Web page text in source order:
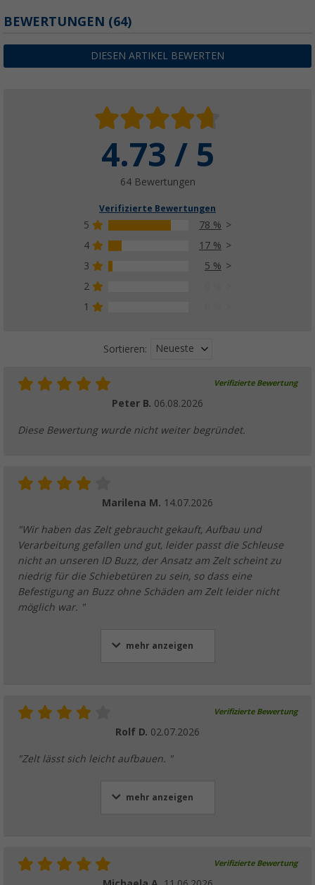
Berger PWR Pro Doppelhub-Luftpumpe
39,99€UVP49,99 €
Berger PWR Max Akku Pumpe (inkl. Lampe)
Berger Schlafkabine für Touring Vorzelte
BEWERTUNGEN (64)
DIESEN ARTIKEL BEWERTEN
4.73 / 5
64 Bewertungen
Verifizierte Bewertungen
5
78 %
4
17 %
3
5 %
2
1
Sortieren: Neueste
Verifizierte Bewertung
Peter B. 06.08.2026
Diese Bewertung wurde nicht weiter begründet.
Marilena M. 14.07.2026
"Wir haben das Zelt gebraucht gekauft, Aufbau und
Verarbeitung gefallen und gut, leider passt die Schleuse
nicht an unseren ID Buzz, der Ansatz am Zelt scheint zu
niedrig für die Schiebetüren zu sein, so dass eine
Befestigung an Buzz ohne Schäden am Zelt leider nicht
möglich war. "
mehr anzeigen
Verifizierte Bewertung
Rolf D. 02.07.2026
"Zelt lässt sich leicht aufbauen. "
mehr anzeigen
Verifizierte Bewertung